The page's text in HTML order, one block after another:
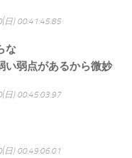
日) 00:41:45.85
な
い弱点があるから微妙
日) 00:45:03.97
日) 00:49:06.01